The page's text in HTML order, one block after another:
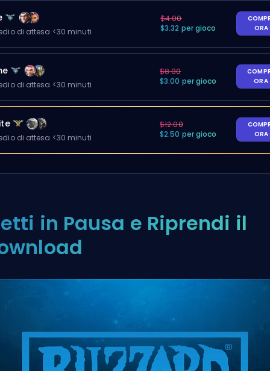
di attesa <30 minuti
$4.00
$3.32 per gioco
ORA
di attesa <30 minuti
$8.00
$3.00 per gioco
ORA
di attesa <30 minuti
$12.00
$2.50 per gioco
ORA
in Pausa e Riprendi il